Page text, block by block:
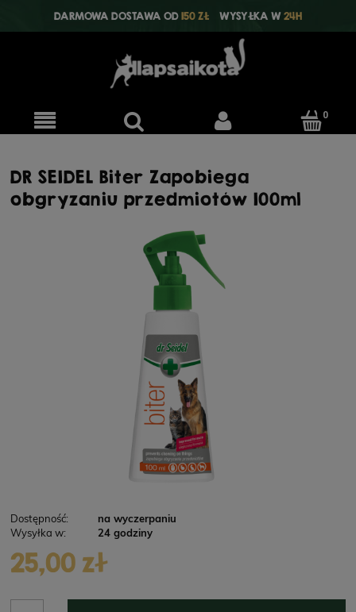
DARMOWA DOSTAWA OD150 ZŁ WYSYŁKA W24H
DR SEIDEL Biter Zapobiega
obgryzaniu przedmiotów 100ml
Dostępność:
na wyczerpaniu
Wysyłka w:
24 godziny
25,00 zł